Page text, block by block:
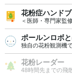
花粉症ハンド
＜医師・専門家監
ポールンロボ
独自の花粉観測機
花粉レーダー
48時間先までの飛